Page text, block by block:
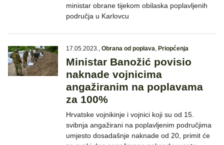
ministar obrane tijekom obilaska poplavljenih
područja u Karlovcu
17.05.2023., Obrana od poplava, Priopćenja
Ministar Banožić povisio
naknade vojnicima
angažiranim na poplavama
za 100%
Hrvatske vojnikinje i vojnici koji su od 15.
svibnja angažirani na poplavljenim područjima
umjesto dosadašnje naknade od 20, primit će